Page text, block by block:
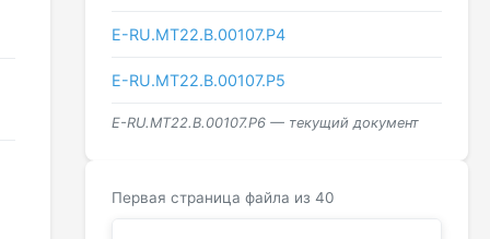
Е-RU.МТ22.В.00107.Р4
Е-RU.МТ22.В.00107.Р5
Е-RU.МТ22.В.00107.Р6 — текущий документ
Первая страница файла из 40